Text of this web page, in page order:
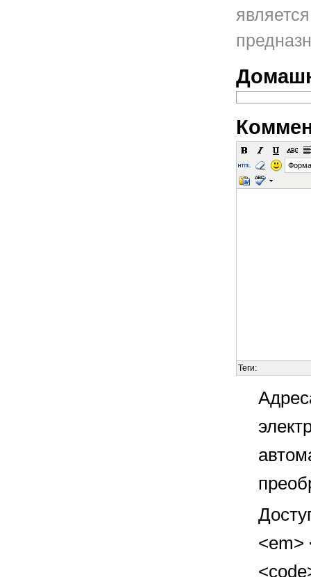
Теги:
<em>